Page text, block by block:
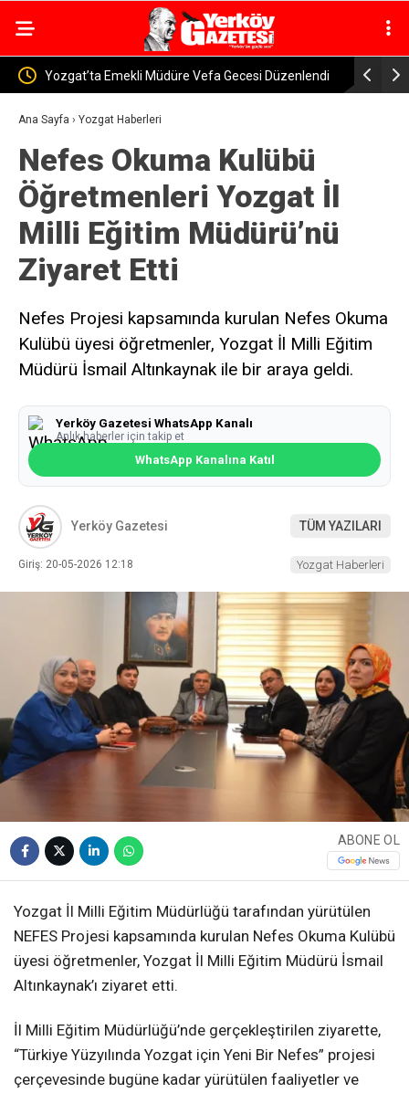
Düzenlendi Yozgat-Yerköy Yolunda Korkutan Kaza! Yolcu
Otobüsü ile Traktör Çarpıştı
Ana Sayfa › Yozgat Haberleri
Nefes Okuma Kulübü
Öğretmenleri Yozgat İl
Milli Eğitim Müdürü’nü
Ziyaret Etti
Nefes Projesi kapsamında kurulan Nefes Okuma
Kulübü üyesi öğretmenler, Yozgat İl Milli Eğitim
Müdürü İsmail Altınkaynak ile bir araya geldi.
Yerköy Gazetesi WhatsApp Kanalı
Anlık haberler için takip et
WhatsApp Kanalına Katıl
Yerköy Gazetesi TÜM YAZILARI
Giriş: 20-05-2026 12:18 Yozgat Haberleri
ABONE OL
Yozgat İl Milli Eğitim Müdürlüğü tarafından yürütülen
NEFES Projesi kapsamında kurulan Nefes Okuma Kulübü
üyesi öğretmenler, Yozgat İl Milli Eğitim Müdürü İsmail
Altınkaynak’ı ziyaret etti.
İl Milli Eğitim Müdürlüğü’nde gerçekleştirilen ziyarette,
“Türkiye Yüzyılında Yozgat için Yeni Bir Nefes” projesi
çerçevesinde bugüne kadar yürütülen faaliyetler ve